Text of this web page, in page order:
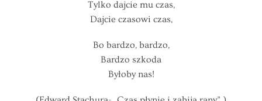
Tylko dajcie mu czas,
Dajcie czasowi czas,
Bo bardzo, bardzo,
Bardzo szkoda
Byłoby nas!